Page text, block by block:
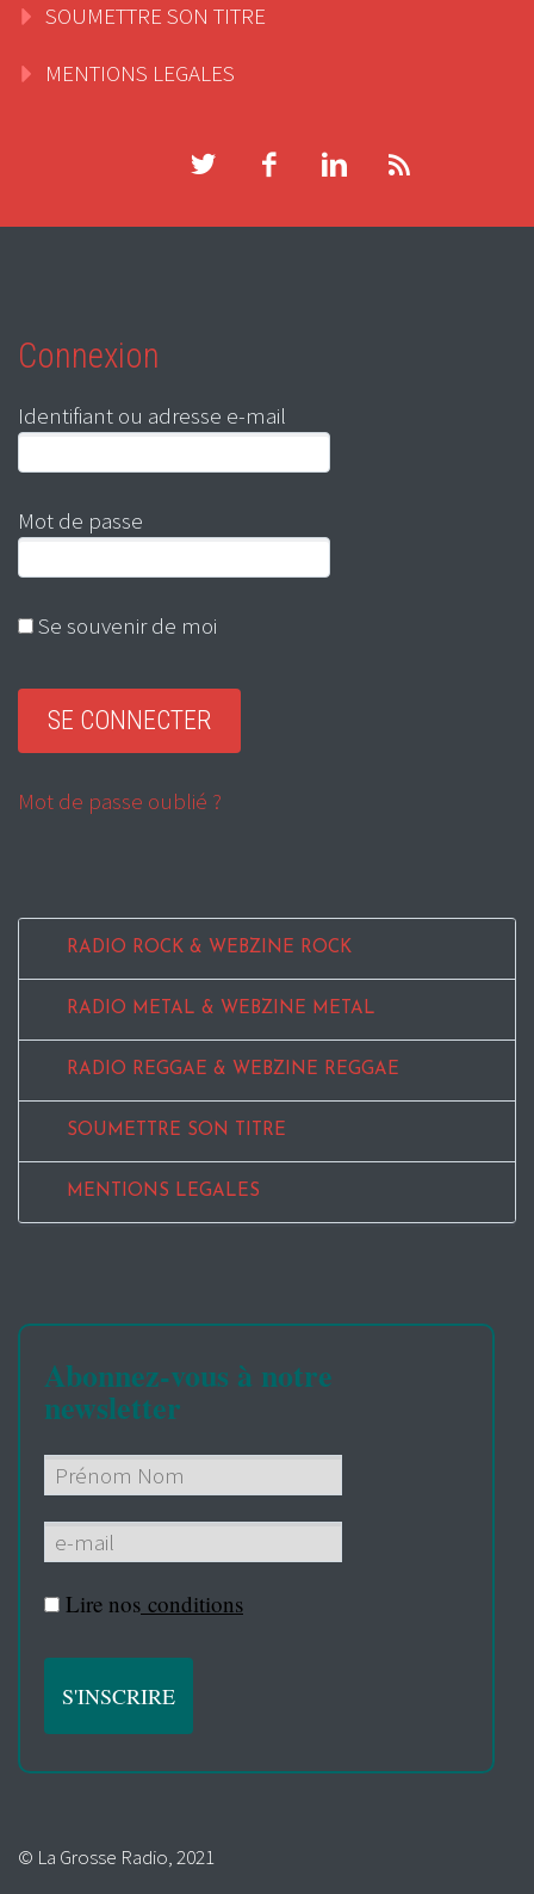
SOUMETTRE SON TITRE
MENTIONS LEGALES
Connexion
Identifiant ou adresse e-mail
Mot de passe
Se souvenir de moi
Mot de passe oublié ?
RADIO ROCK & WEBZINE ROCK
RADIO METAL & WEBZINE METAL
RADIO REGGAE & WEBZINE REGGAE
SOUMETTRE SON TITRE
MENTIONS LEGALES
Abonnez-vous à notre
newsletter
Lire nos conditions
© La Grosse Radio, 2021